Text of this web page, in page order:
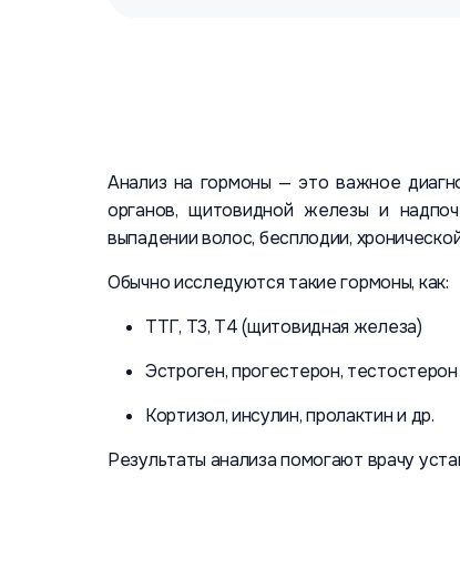
Анализ на гормоны — это важное
органов, щитовидной железы и
выпадении волос, бесплодии,
Обычно исследуются такие гормоны, как:
ТТГ, Т3, Т4 (щитовидная железа)
Эстроген, прогестерон,
Кортизол, инсулин, пролактин и др.
Результаты анализа помогают врачу